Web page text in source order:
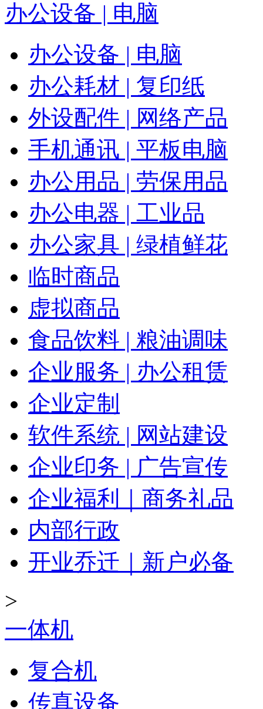
办公设备 | 电脑
办公设备 | 电脑
办公耗材 | 复印纸
外设配件 | 网络产品
手机通讯 | 平板电脑
办公用品 | 劳保用品
办公电器 | 工业品
办公家具 | 绿植鲜花
临时商品
虚拟商品
食品饮料 | 粮油调味
企业服务 | 办公租赁
企业定制
软件系统 | 网站建设
企业印务 | 广告宣传
企业福利｜商务礼品
内部行政
开业乔迁｜新户必备
>
一体机
复合机
传真设备